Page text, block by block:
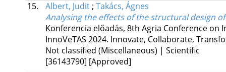
15.
Albert, Judit; Takács, Ágnes
Analysing the effects of the structural design
Konferencia előadás, 8th Agria Conference
InnoVeTAS 2024. Innovate, Collaborate,
Not classified (Miscellaneous) | Scientific
[36143790] [Approved]